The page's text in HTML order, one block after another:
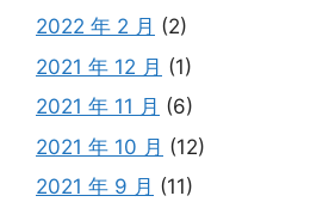
2022 年 2 月 (2)
2021 年 12 月 (1)
2021 年 11 月 (6)
2021 年 10 月 (12)
2021 年 9 月 (11)